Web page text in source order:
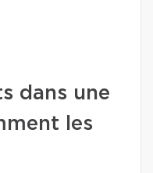
dans une
les